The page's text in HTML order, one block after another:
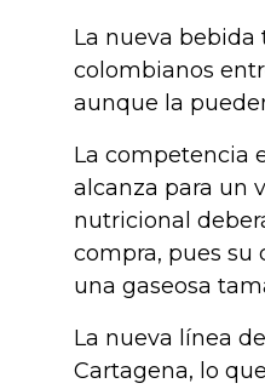
La nueva bebida
colombianos
aunque la
La competencia
alcanza para un
nutricional
compra, pues su
una gaseosa
La nueva línea
Cartagena, lo